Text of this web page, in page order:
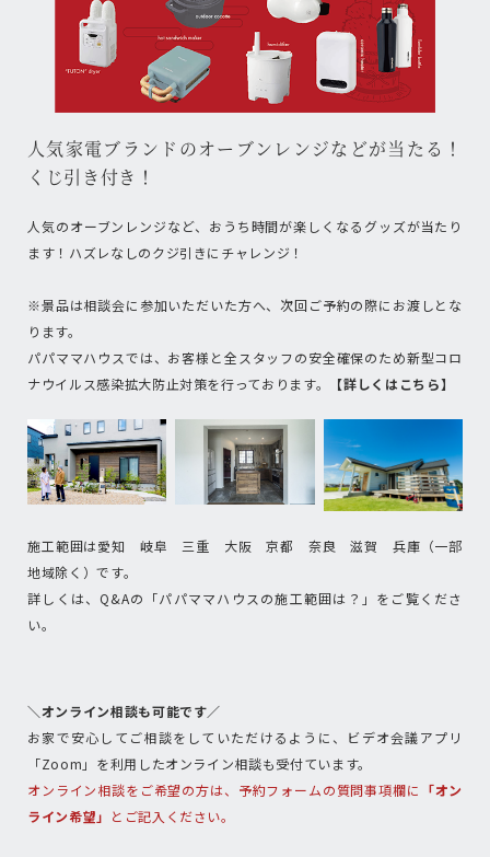
人気家電ブランドのオーブンレンジなどが当たる！
くじ引き付き！
人気のオーブンレンジなど、おうち時間が楽しくなるグッズが当たり
ます！ハズレなしのクジ引きにチャレンジ！
※景品は相談会に参加いただいた方へ、次回ご予約の際にお渡しとな
ります。
パパママハウスでは、お客様と全スタッフの安全確保のため新型コロ
ナウイルス感染拡大防止対策を行っております。
【詳しくはこちら】
施工範囲は愛知 岐阜 三重 大阪 京都 奈良 滋賀 兵庫（一部
地域除く）です。
詳しくは、Q&Aの「パパママハウスの施工範囲は？」をご覧くださ
い。
＼オンライン相談も可能です／
お家で安心してご相談をしていただけるように、ビデオ会議アプリ
「Zoom」を利用したオンライン相談も受付ています。
オンライン相談をご希望の方は、予約フォームの質問事項欄に 「オン
ライン希望」 とご記入ください。